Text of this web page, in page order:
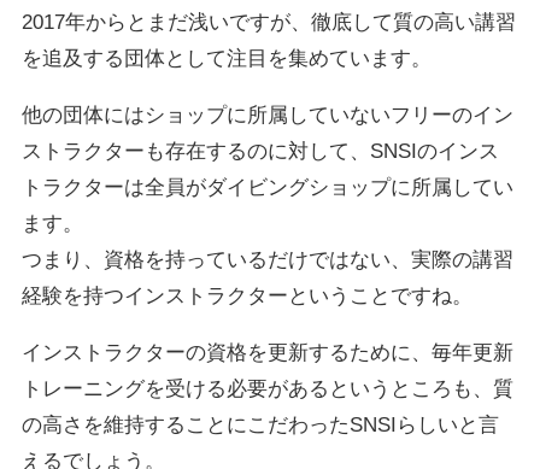
2017年からとまだ浅いですが、徹底して質の高い講習
を追及する団体として注目を集めています。
他の団体にはショップに所属していないフリーのイン
ストラクターも存在するのに対して、SNSIのインス
トラクターは全員がダイビングショップに所属してい
ます。
つまり、資格を持っているだけではない、実際の講習
経験を持つインストラクターということですね。
インストラクターの資格を更新するために、毎年更新
トレーニングを受ける必要があるというところも、質
の高さを維持することにこだわったSNSIらしいと言
えるでしょう。